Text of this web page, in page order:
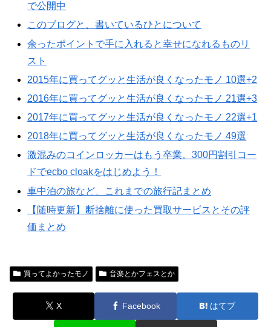
で公開中
このブログと、書いているひとについて
余ったポイントで手に入れると幸せになれるものリ
スト
2015年に買ってグッと生活が良くなったモノ 10選+2
2016年に買ってグッと生活が良くなったモノ 21選+3
2017年に買ってグッと生活が良くなったモノ 22選+1
2018年に買ってグッと生活が良くなったモノ 49選
激混みのコインロッカーはもう卒業。300円割引コー
ドでecbo cloakをはじめよう！
車中泊の旅など、これまでの旅行記まとめ
【随時更新】断捨離に使った買取サービスとその評
価まとめ
買ってよかったモノ 音楽とかフェスとか
X Facebook はてブ